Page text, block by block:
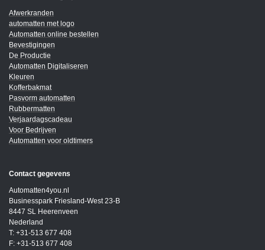
Afwerkranden
automatten met logo
Automatten online bestellen
Bevestigingen
De Productie
Automatten Digitaliseren
Kleuren
Kofferbakmat
Pasvorm automatten
Rubbermatten
Verjaardagscadeau
Voor Bedrijven
Automatten voor oldtimers
Contact gegevens
Automatten4you.nl
Businesspark Friesland-West 23-B
8447 SL Heerenveen
Nederland
T: +31-513 677 408
F: +31-513 677 408